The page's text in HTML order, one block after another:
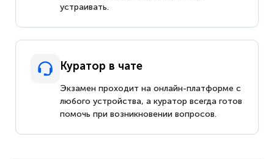
устраивать.
Куратор в чате
Экзамен проходит на онлайн-платформе с
любого устройства, а куратор всегда готов
помочь при возникновении вопросов.